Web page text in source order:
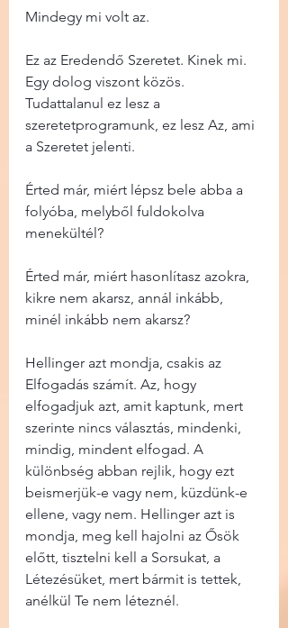
Mindegy mi volt az.
Ez az Eredendő Szeretet. Kinek mi.
Egy dolog viszont közös.
Tudattalanul ez lesz a
szeretetprogramunk, ez lesz Az, ami
a Szeretet jelenti.
Érted már, miért lépsz bele abba a
folyóba, melyből fuldokolva
menekültél?
Érted már, miért hasonlítasz azokra,
kikre nem akarsz, annál inkább,
minél inkább nem akarsz?
Hellinger azt mondja, csakis az
Elfogadás számít. Az, hogy
elfogadjuk azt, amit kaptunk, mert
szerinte nincs választás, mindenki,
mindig, mindent elfogad. A
különbség abban rejlik, hogy ezt
beismerjük-e vagy nem, küzdünk-e
ellene, vagy nem. Hellinger azt is
mondja, meg kell hajolni az Ősök
előtt, tisztelni kell a Sorsukat, a
Létezésüket, mert bármit is tettek,
anélkül Te nem léteznél.